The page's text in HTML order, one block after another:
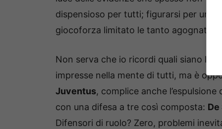
dispensioso per tutti; figurarsi per una
giocoforza limitato le tanto agognate
Non serva che io ricordi quali siano le
impresse nella mente di tutti, ma è
Juventus, complice anche l’espulsione
con una difesa a tre così composta:
Difensori di ruolo? Zero, problemi